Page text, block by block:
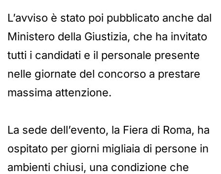
L’avviso è stato poi pubblicato anche dal
Ministero della Giustizia, che ha invitato
tutti i candidati e il personale presente
nelle giornate del concorso a prestare
massima attenzione.
La sede dell’evento, la Fiera di Roma, ha
ospitato per giorni migliaia di persone in
ambienti chiusi, una condizione che